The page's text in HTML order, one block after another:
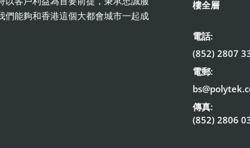
們能夠和香港這個大都會城市一起成
樓全層
電話:
(852) 2807
電郵:
傳真:
(852) 2806